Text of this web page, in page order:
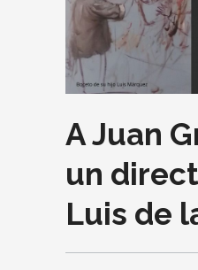
A Juan
un
Luis de